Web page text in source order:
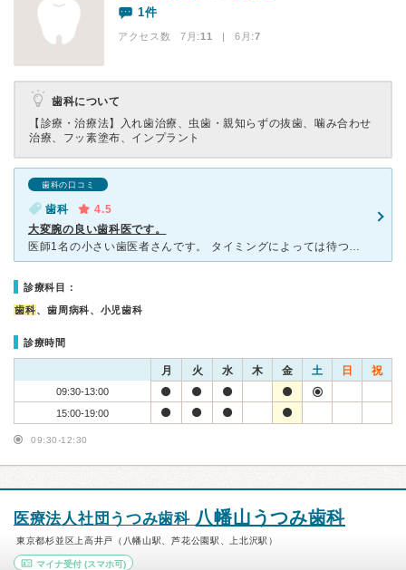
1件
アクセス数 7月:11 | 6月:7
歯科について
【診療・治療法】
入れ歯治療、虫歯・親知らずの抜歯、噛み合わせ
治療、フッ素塗布、インプラント
歯科の口コミ
歯科
4.5
大変腕の良い歯科医です。
医師1名の小さい歯医者さんです。 タイミングによっては待つこともありますが、基本的には予約時間ちょうどに診察室に入れます。 入口までは細い階段を通りますが、足の不自由な方などの場合はスタッフの方が
診療科目：
歯科、歯周病科、小児歯科
診療時間
月 火 水 木 金 土 日 祝
09:30-13:00
15:00-19:00
09:30-12:30
医療法人社団うつみ歯科 八幡山うつみ歯科
東京都杉並区上高井戸（八幡山駅、芦花公園駅、上北沢駅）
マイナ受付 (スマホ可)